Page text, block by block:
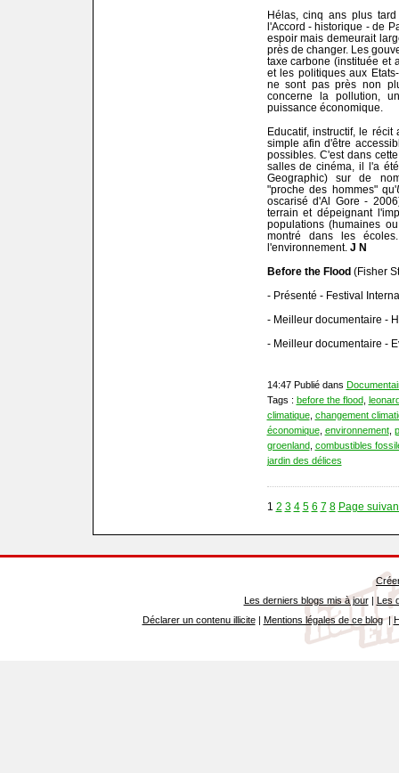
Hélas, cinq ans plus
l'Accord - historique - de
espoir mais demeurait
près de changer. Les
taxe carbone (instituée et
et les politiques aux
ne sont pas près non
concerne la pollution,
puissance économique.
Educatif, instructif, le
simple afin d'être
possibles. C'est dans
salles de cinéma, il l'a
Geographic) sur de
"proche des hommes" qu'
oscarisé d'Al Gore -
terrain et dépeignant
populations (humaines
montré dans les
l'environnement. J N
Before the Flood (Fisher
- Présenté - Festival
- Meilleur documentaire -
- Meilleur documentaire -
14:47 Publié dans
Tags : before the flood,
climatique, changement
économique, environnement,
groenland, combustibles
jardin des délices
1 2 3 4 5 6 7 8 Page
Les derniers blogs mis à jour|
Les
Déclarer un contenu illicite| Mentions légales de ce blog|